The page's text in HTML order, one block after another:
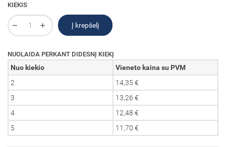
KIEKIS
Į krepšelį
NUOLAIDA PERKANT DIDESNĮ KIEKĮ
Nuo kiekio
Vieneto kaina su PVM
2
14,35 €
3
13,26 €
4
12,48 €
5
11,70 €